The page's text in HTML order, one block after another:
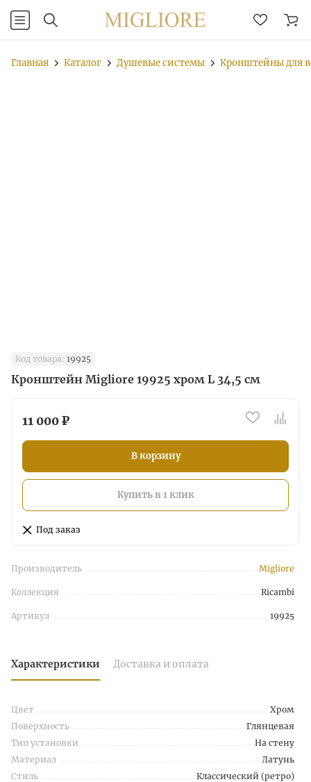
Главная Каталог Душевые системы Кронштейны для
Код товара: 19925
Кронштейн Migliore 19925 хром L 34,5 см
11 000 ₽
В корзину
Купить в 1 клик
Под заказ
Производитель Migliore
Коллекция Ricambi
Артикул 19925
Характеристики Доставка и оплата
Цвет
Хром
Поверхность
Глянцевая
Тип установки
На стену
Материал
Латунь
Стиль
Классический (ретро)